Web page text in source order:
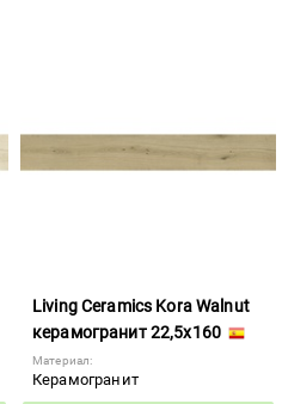
Living Ceramics Kora Walnut
керамогранит 22,5x160
Материал:
Керамогранит